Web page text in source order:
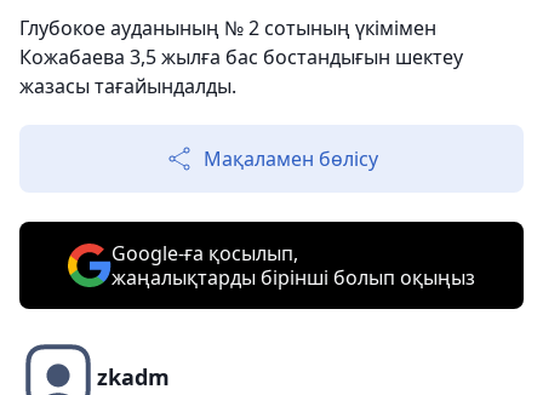
Глубокое ауданының № 2 сотының үкімімен
Кожабаева 3,5 жылға бас бостандығын шектеу
жазасы тағайындалды.
Мақаламен бөлісу
Google-ға қосылып,
жаңалықтарды бірінші болып оқыңыз
zkadm